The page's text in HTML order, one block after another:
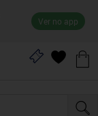
Ver no app